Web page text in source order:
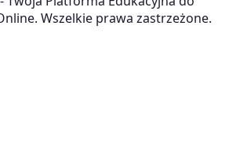
Wszelkie prawa zastrzeżone.